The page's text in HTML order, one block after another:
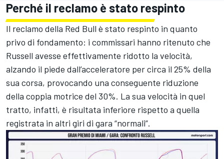
Perché il reclamo è stato respinto
Il reclamo della Red Bull è stato respinto in quanto
privo di fondamento: i commissari hanno ritenuto che
Russell avesse effettivamente ridotto la velocità,
alzando il piede dall’acceleratore per circa il 25% della
sua corsa, provocando una conseguente riduzione
della coppia motrice del 30%. La sua velocità in quel
tratto, infatti, è risultata inferiore rispetto a quella
registrata in altri giri di gara “normali”.